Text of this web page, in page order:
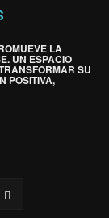
LA
UN ESPACIO
SU
POSITIVA,